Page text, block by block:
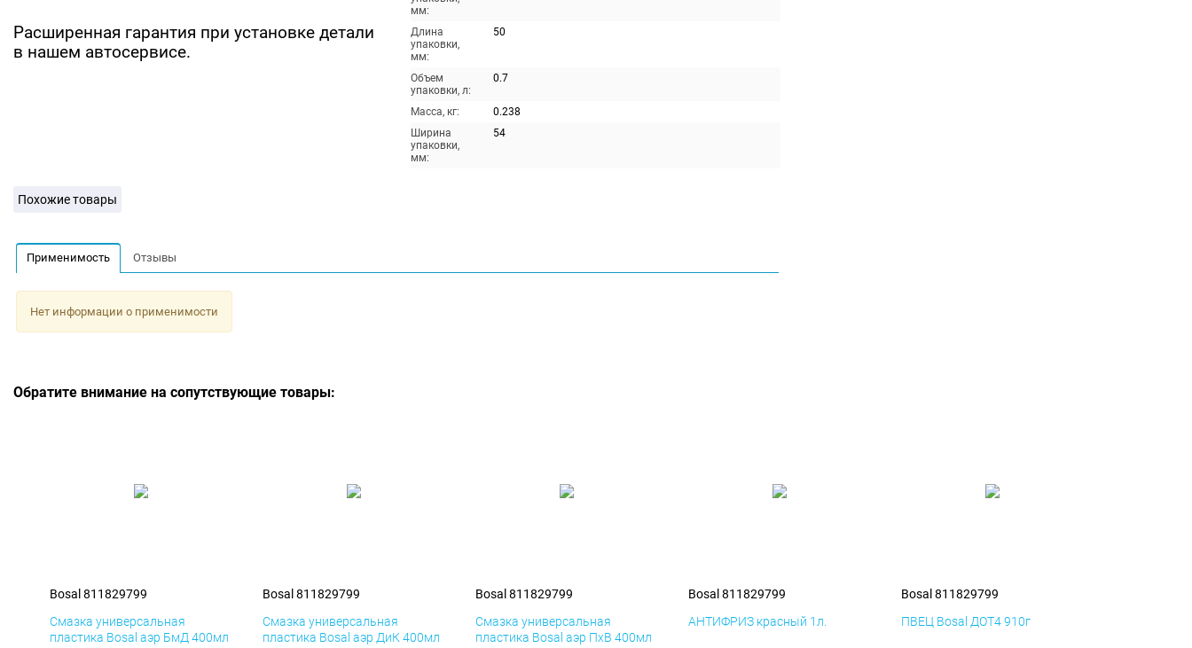
Расширенная гарантия при установке детали
в нашем автосервисе.
мм:
Длина
упаковки,
мм:
50
Объем
упаковки, л:
0.7
Масса, кг:
0.238
Ширина
упаковки,
мм:
54
Похожие товары
Применимость Отзывы
Нет информации о применимости
Обратите внимание на сопутствующие товары:
Bosal 811829799
Смазка универсальная
пластика Bosal аэр БмД 400мл
Bosal 811829799
Смазка универсальная
пластика Bosal аэр ДиК 400мл
Bosal 811829799
Смазка универсальная
пластика Bosal аэр ПхВ 400мл
Bosal 811829799
АНТИФРИЗ красный 1л.
Bosal 811829799
ПВЕЦ Bosal ДОТ4 910г